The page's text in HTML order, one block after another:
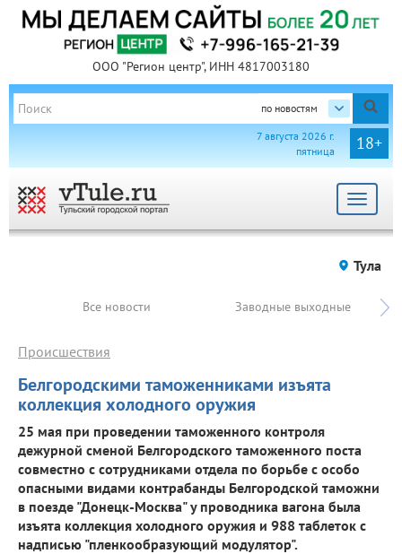
ООО "Регион центр", ИНН 4817003180
по новостям
18+
7 августа 2026 г.
пятница
Toggle
Тула
Все новости Заводные выходные
Белгородскими таможенниками изъята
коллекция холодного оружия
Происшествия
25 мая при проведении таможенного контроля
дежурной сменой Белгородского таможенного поста
совместно с сотрудниками отдела по борьбе с особо
опасными видами контрабанды Белгородской таможни
в поезде "Донецк-Москва" у проводника вагона была
изъята коллекция холодного оружия и 988 таблеток с
надписью "пленкообразующий модулятор".